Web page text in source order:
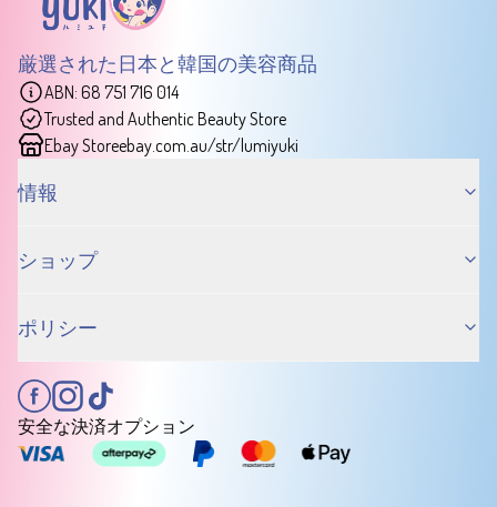
厳選された日本と韓国の美容商品
ABN: 68 751 716 014
Trusted and Authentic Beauty Store
Ebay Storeebay.com.au/str/lumiyuki
情報
ショップ
ポリシー
安全な決済オプション